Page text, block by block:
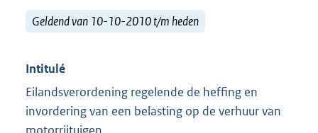
Geldend van 10-10-2010 t/m heden
Intitulé
Eilandsverordening regelende de heffing en
invordering van een belasting op de verhuur van